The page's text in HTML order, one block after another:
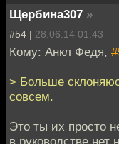
Щербина307 »
#54 | 28.06.14 01:43
Кому: Анкл Федя,
> Больше
совсем.
Это ты их просто
в руководстве нет